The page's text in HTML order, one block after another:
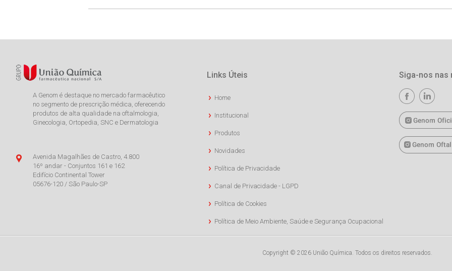
A Genom é destaque no mercado farmacêutico
no segmento de prescrição médica, oferecendo
produtos de alta qualidade na oftalmologia,
Ginecologia, Ortopedia, SNC e Dermatologia
Avenida Magalhães de Castro, 4.800
16º andar - Conjuntos 161 e 162
Edifício Continental Tower
05676-120 / São Paulo-SP
Links Úteis
Home
Institucional
Produtos
Novidades
Política de Privacidade
Canal de Privacidade - LGPD
Política de Cookies
Política de Meio Ambiente, Saúde e Segurança Ocupacional
Siga-nos nas
Copyright © 2026 União Química. Todos os direitos reservados.